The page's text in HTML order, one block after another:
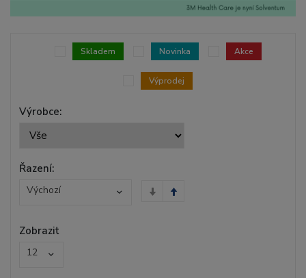
Výrobce:
Skladem Novinka Akce
Výprodej
Řazení:
Výchozí
Zobrazit
12